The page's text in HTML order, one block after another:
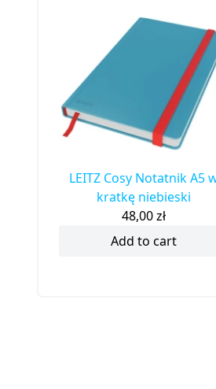
LEITZ Cosy Notatnik A5
kratkę niebieski
48,00zł
Add to cart